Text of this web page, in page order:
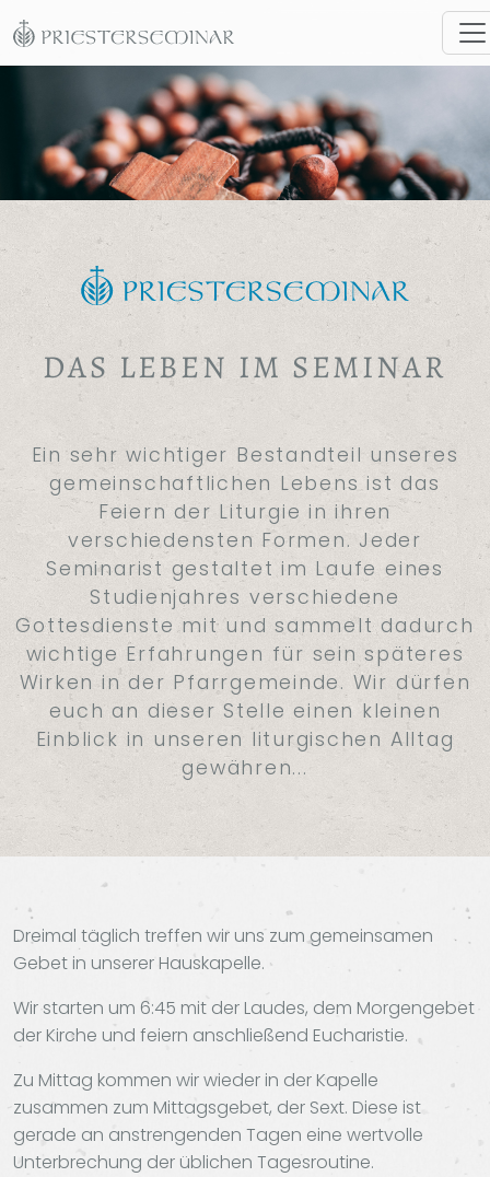
DAS LEBEN IM SEMINAR
Ein sehr wichtiger Bestandteil unseres
gemeinschaftlichen Lebens ist das
Feiern der Liturgie in ihren
verschiedensten Formen. Jeder
Seminarist gestaltet im Laufe eines
Studienjahres verschiedene
Gottesdienste mit und sammelt dadurch
wichtige Erfahrungen für sein späteres
Wirken in der Pfarrgemeinde. Wir dürfen
euch an dieser Stelle einen kleinen
Einblick in unseren liturgischen Alltag
gewähren...
Dreimal täglich treffen wir uns zum gemeinsamen
Gebet in unserer Hauskapelle.
Wir starten um 6:45 mit der Laudes, dem Morgengebet
der Kirche und feiern anschließend Eucharistie.
Zu Mittag kommen wir wieder in der Kapelle
zusammen zum Mittagsgebet, der Sext. Diese ist
gerade an anstrengenden Tagen eine wertvolle
Unterbrechung der üblichen Tagesroutine.